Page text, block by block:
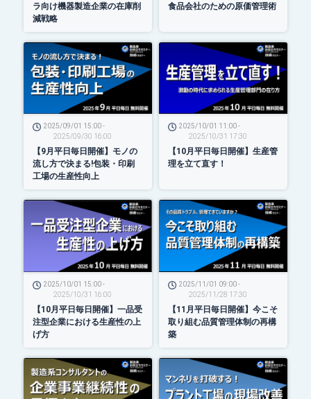
ラ向け機器製造企業の在庫削
減戦略
食品会社のための原価管理術
2025/09/01 15:00 -
2025/09/30 16:00
【9月平日毎日開催】モノの
流し方で決まる!包装・印刷
工場の生産性向上
2025/10/01 11:00 -
2025/10/31 17:30
【10月平日毎日開催】生産管
理を立て直す！
2025/10/01 15:00 -
2025/10/31 16:00
【10月平日毎日開催】一品受
注型企業における生産性の上
げ方
2025/11/01 09:00 -
2025/11/28 17:30
【11月平日毎日開催】今こそ
取り組む品質管理体制の再構
築